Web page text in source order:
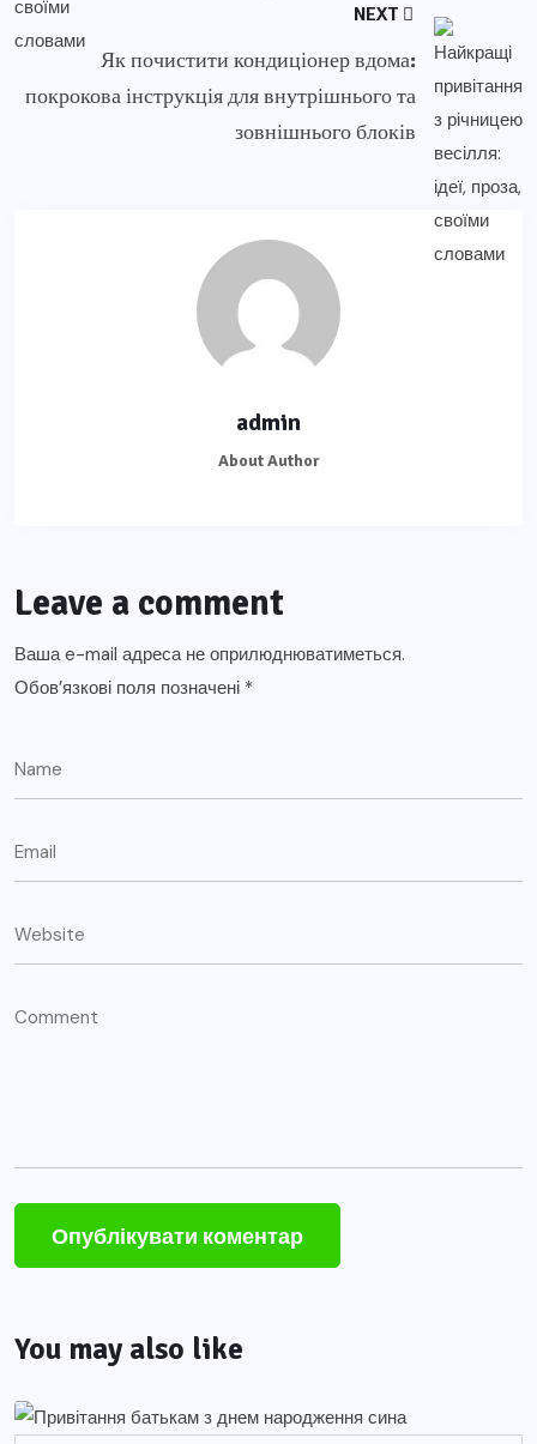
NEXT
Як почистити кондиціонер вдома:
покрокова інструкція для внутрішнього та
зовнішнього блоків
admin
About Author
Leave a comment
Ваша e-mail адреса не оприлюднюватиметься.
Обов’язкові поля позначені *
You may also like